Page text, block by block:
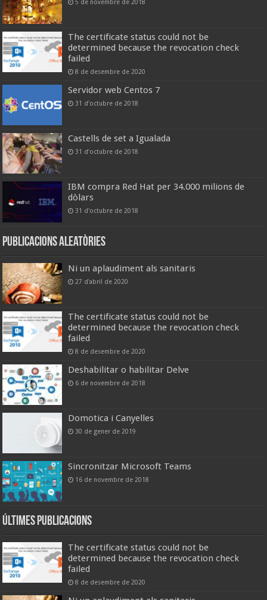
5 de novembre de 2018
The certificate status could not be
determined because the revocation check
failed
8 de desembre de 2020
Servidor web Centos 7
31 d'octubre de 2018
Castells de set a Igualada
31 d'octubre de 2018
IBM compra Red Hat per 34.000 milions de
dòlars
31 d'octubre de 2018
Publicacions aleatòries
Ni un aplaudiment als sanitaris
27 d'abril de 2020
The certificate status could not be
determined because the revocation check
failed
8 de desembre de 2020
Deshabilitar o habilitar Delve
6 de novembre de 2018
Domotica i Canyelles
30 de gener de 2019
Sincronitzar Microsoft Teams
16 de novembre de 2018
Últimes publicacions
The certificate status could not be
determined because the revocation check
failed
8 de desembre de 2020